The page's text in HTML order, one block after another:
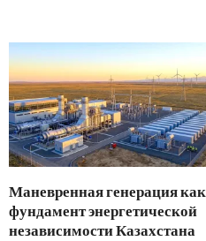
Маневренная генерация как
фундамент энергетической
независимости Казахстана